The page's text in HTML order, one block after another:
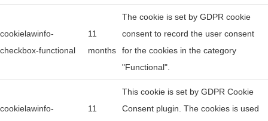
cookielawinfo-
checkbox-functional
11
months
The cookie is set by GDPR cookie
consent to record the user consent
for the cookies in the category
"Functional".
cookielawinfo-
11
This cookie is set by GDPR Cookie
Consent plugin. The cookies is used